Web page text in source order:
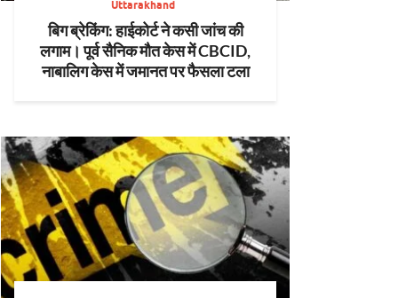
Uttarakhand
बिग ब्रेकिंग: हाईकोर्ट ने कसी जांच की
लगाम। पूर्व सैनिक मौत केस में CBCID,
नाबालिग केस में जमानत पर फैसला टला